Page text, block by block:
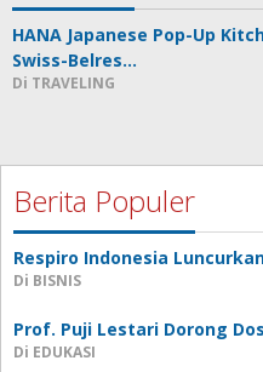
HANA Japanese Pop-Up
Swiss-Belres…
Di TRAVELING
Berita Populer
Respiro Indonesia
Di BISNIS
Prof. Puji Lestari Dorong
Di EDUKASI